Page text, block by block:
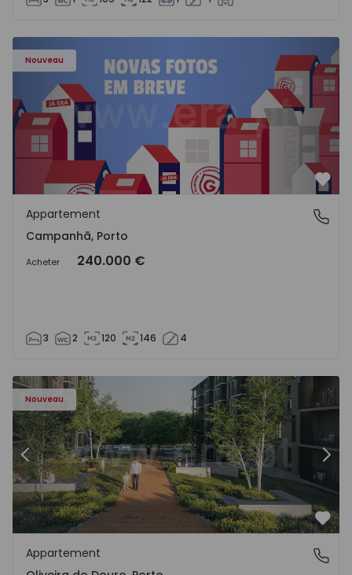
Nouveau
Appartement T3 Porto, Campanhã - 1575504 - 1
Campanhã, Porto
Appartement
Campanhã, Porto
Acheter 240.000 €
3 2 120 146 4
Nouveau
1575522 - 8
Appartement T2 Vila Nova de Gaia, Oliveira do Douro -
Précédent
Oliveira do Douro, Porto
Appartement